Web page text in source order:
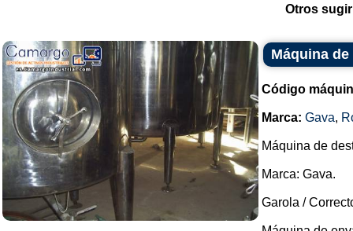
Otros
Máquina
Código
Marca: Gava,
Máquina de
Marca: Gava.
Garola /